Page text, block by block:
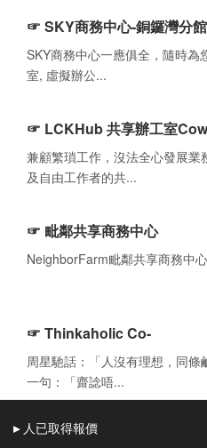
☞ SKY商務中心-銅鑼灣分館
SKY商務中心一應俱全，隨時
室, 虛擬辦公...
☞ LCKHub 共享辦工室Cow
兼顧繁瑣工作，沒法全心發展
及自由工作者的共...
☞ 毗鄰共享商務中心
NeighborFarm毗鄰共享商務中
☞ Thinkaholic Co-
周星馳話：「人沒有理想，同
一句：「齋諗唔...
▸ 人已取得報價